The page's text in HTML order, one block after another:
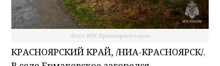
Фото: МЧС Красноярского края
КРАСНОЯРСКИЙ КРАЙ, /НИА-КРАСНОЯРСК/.